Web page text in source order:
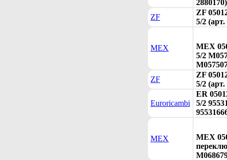
2880170)
ZF
ZF
5/2
MEX
MEX
5/2
ZF
ZF
5/2 (арт.
Euroricambi
ER
5/2
MEX
MEX